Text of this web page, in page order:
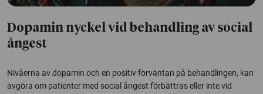
Dopamin nyckel vid behandling av social
ångest
Nivåerna av dopamin och en positiv förväntan på behandlingen, kan
avgöra om patienter med social ångest förbättras eller inte vid